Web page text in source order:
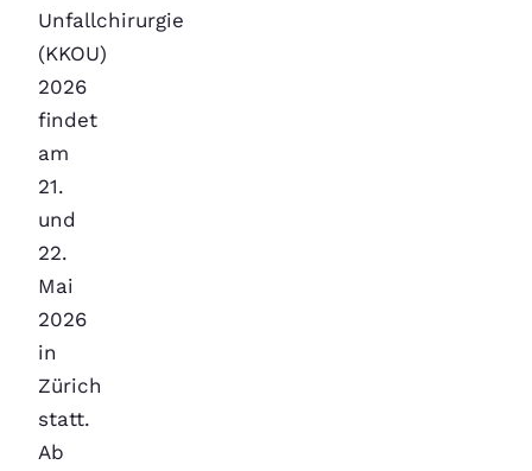
Unfallchirurgie
(KKOU)
2026
findet
am
21.
und
22.
Mai
2026
in
Zürich
statt.
Ab